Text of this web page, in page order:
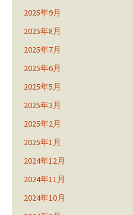
2025年9月
2025年8月
2025年7月
2025年6月
2025年5月
2025年3月
2025年2月
2025年1月
2024年12月
2024年11月
2024年10月